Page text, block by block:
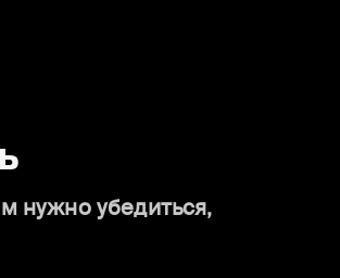
нужно убедиться,